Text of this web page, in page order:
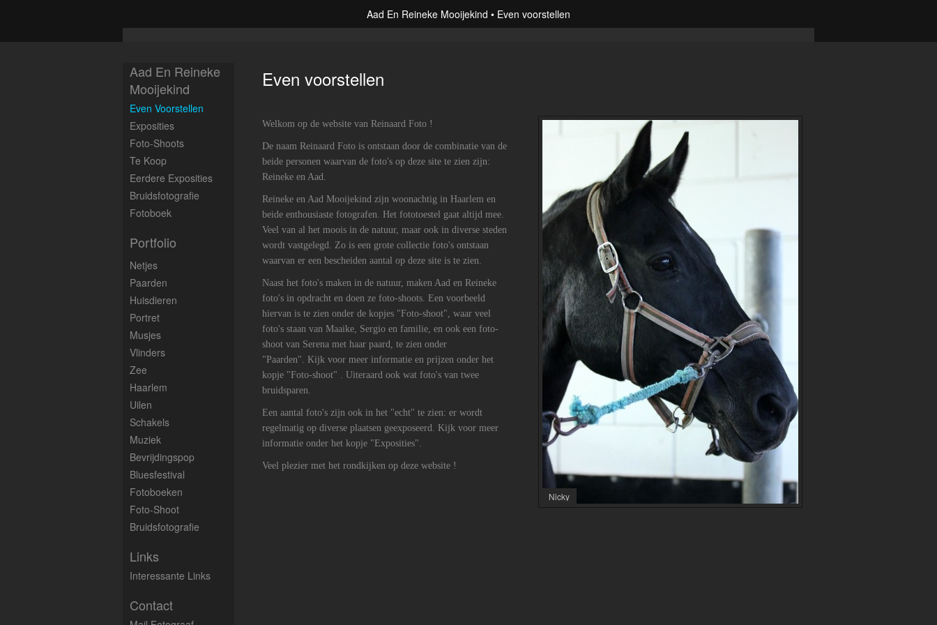
Aad En Reineke Mooijekind Even voorstellen
Even voorstellen
Nicky
Welkom op de website van Reinaard Foto !
De naam Reinaard Foto is ontstaan door de combinatie van de
beide personen waarvan de foto's op deze site te zien zijn:
Reineke en Aad.
Reineke en Aad Mooijekind zijn woonachtig in Haarlem en
beide enthousiaste fotografen. Het fototoestel gaat altijd mee.
Veel van al het moois in de natuur, maar ook in diverse steden
wordt vastgelegd. Zo is een grote collectie foto's ontstaan
waarvan er een bescheiden aantal op deze site is te zien.
Naast het foto's maken in de natuur, maken Aad en Reineke
foto's in opdracht en doen ze foto-shoots. Een voorbeeld
hiervan is te zien onder de kopjes "Foto-shoot", waar veel
foto's staan van Maaike, Sergio en familie, en ook een foto-
shoot van Serena met haar paard, te zien onder
"Paarden". Kijk voor meer informatie en prijzen onder het
kopje "Foto-shoot" . Uiteraard ook wat foto's van twee
bruidsparen.
Een aantal foto's zijn ook in het "echt" te zien: er wordt
regelmatig op diverse plaatsen geexposeerd. Kijk voor meer
informatie onder het kopje "Exposities".
Veel plezier met het rondkijken op deze website !
Aad En Reineke
Mooijekind
Even Voorstellen
Exposities
Foto-Shoots
Te Koop
Eerdere Exposities
Bruidsfotografie
Fotoboek
Portfolio
Netjes
Paarden
Huisdieren
Portret
Musjes
Vlinders
Zee
Haarlem
Uilen
Schakels
Muziek
Bevrijdingspop
Bluesfestival
Fotoboeken
Foto-Shoot
Bruidsfotografie
Links
Interessante Links
Contact